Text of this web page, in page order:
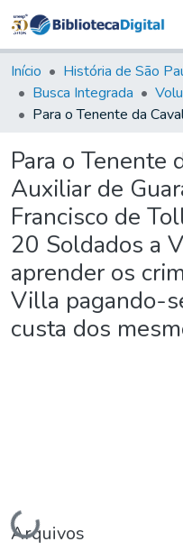
Início História de São
Busca Integrada
Para o Tenente
Auxiliar de
Francisco de
20 Soldados a
aprender os
Villa pagando-
custa dos
Carregando...
Arquivos